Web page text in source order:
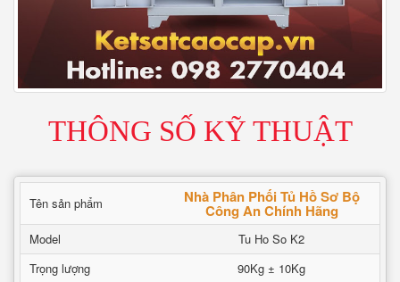
THÔNG SỐ KỸ THUẬT
Tên sản phẩm Nhà Phân Phối Tủ Hồ Sơ Bộ
Công An Chính Hãng
Model
Tu Ho So K2
Trọng lượng
90Kg ± 10Kg